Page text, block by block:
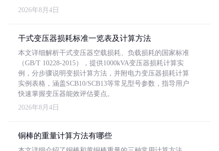
2026年8月4日
干式变压器损耗标准一览表及计算方法
本文详细解析干式变压器空载损耗、负载损耗的国家标准
（GB/T 10228-2015），提供1000kVA变压器损耗计算实
例，分步骤说明变损计算方法，并附电力变压器损耗计算
实例表格，涵盖SCB10/SCB13等常见型号参数，指导用户
快速掌握变压器能效评估要点。
2026年8月4日
铜棒的重量计算方法有哪些